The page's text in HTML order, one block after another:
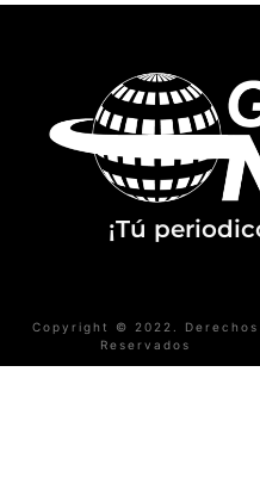
¡Tú
Copyright © 2022. Derechos
Reservados